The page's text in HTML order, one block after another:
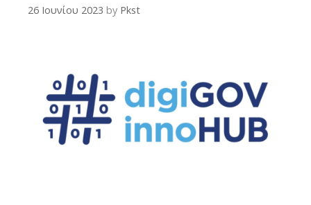
26 Ιουνίου 2023 by Pkst